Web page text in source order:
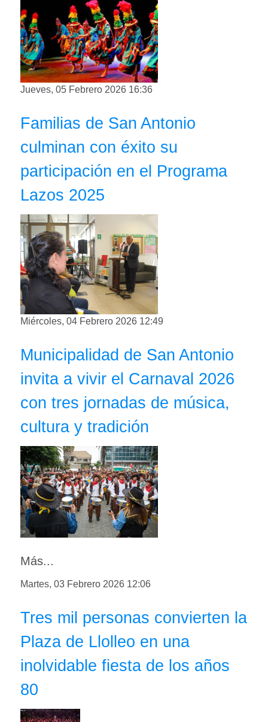
Jueves, 05 Febrero 2026 16:36
Familias de San Antonio
culminan con éxito su
participación en el Programa
Lazos 2025
Miércoles, 04 Febrero 2026 12:49
Municipalidad de San Antonio
invita a vivir el Carnaval 2026
con tres jornadas de música,
cultura y tradición
Más...
Martes, 03 Febrero 2026 12:06
Tres mil personas convierten la
Plaza de Llolleo en una
inolvidable fiesta de los años
80